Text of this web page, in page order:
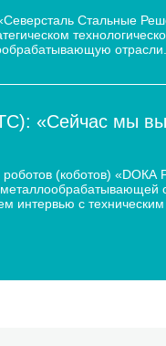
Стальные
отрасли.
мы
(коботов) «DОКА
интервью с